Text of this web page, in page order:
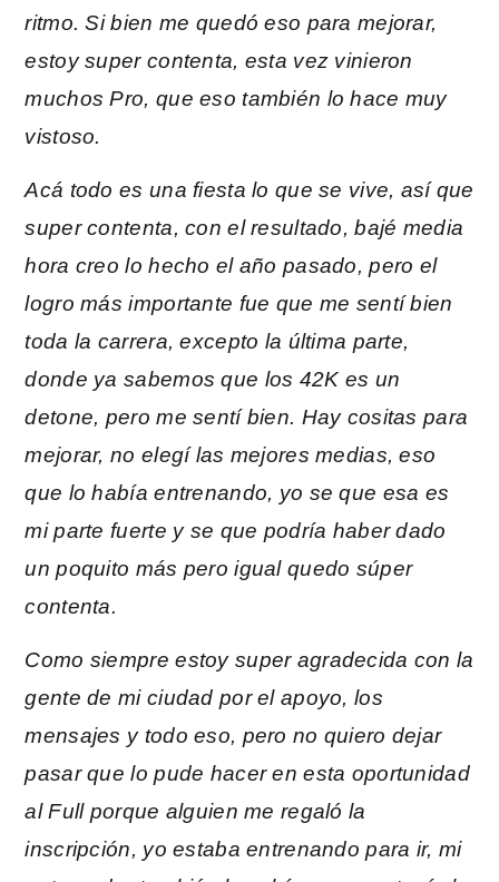
ritmo. Si bien me quedó eso para mejorar,
estoy super contenta, esta vez vinieron
muchos Pro, que eso también lo hace muy
vistoso.
Acá todo es una fiesta lo que se vive, así que
super contenta, con el resultado, bajé media
hora creo lo hecho el año pasado, pero el
logro más importante fue que me sentí bien
toda la carrera, excepto la última parte,
donde ya sabemos que los 42K es un
detone, pero me sentí bien. Hay cositas para
mejorar, no elegí las mejores medias, eso
que lo había entrenando, yo se que esa es
mi parte fuerte y se que podría haber dado
un poquito más pero igual quedo súper
contenta.
Como siempre estoy super agradecida con la
gente de mi ciudad por el apoyo, los
mensajes y todo eso, pero no quiero dejar
pasar que lo pude hacer en esta oportunidad
al Full porque alguien me regaló la
inscripción, yo estaba entrenando para ir, mi